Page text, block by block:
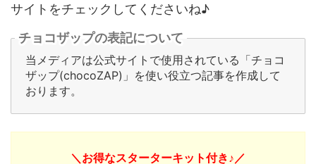
サイトをチェックしてくださいね♪
チョコザップの表記について
当メディアは公式サイトで使用されている「チョコ
ザップ(chocoZAP)」を使い役立つ記事を作成して
おります。
＼お得なスターターキット付き♪／